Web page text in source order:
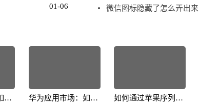
01-06 微信图标隐藏了怎么弄出来
何 华为应用市场：如何 如何通过苹果序列号